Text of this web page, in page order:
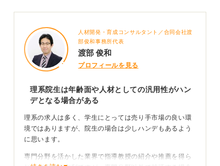
へ就職することができるでしょう。理系院生の有利なポ
り、即戦力として見てもらえることがあります。
就活準備の方法としては基本的に学部生と変わりませ
ん。まずは自己分析をして自分の興味や関心を言語化し
ます。また研究内容を他人にわかりやすく説明できるよ
そこから興味のある業界や企業を探し・情報収集しま
ず、ある程度の幅を持って業界や企業を見ていくことで
す。業界研究・企業研究を進めていくうちに徐々にター
ゲットが絞れていくことはありますが、最初から絞りす
ぎるのはお勧めしません。
人材開発・育成コンサルタント／合同会社渡
部俊和事務所代表
渡部 俊和
プロフィールを見る
理系院生は年齢面や人材としての汎用性がハン
デとなる場合がある
理系の求人は多く、学生にとっては売り手市場の良い環
境ではありますが、院生の場合は少しハンデもあるよう
に思います。
専門分野を活かした業界で指導教授の紹介や推薦を得ら